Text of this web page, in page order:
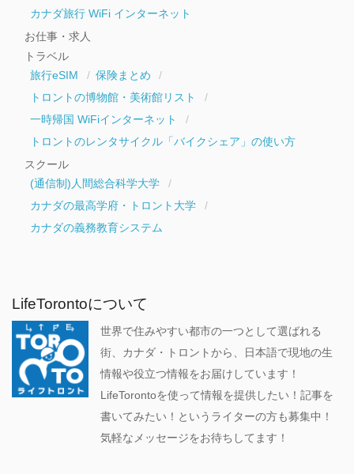
カナダ旅行 WiFi インターネット
お仕事・求人
トラベル
旅行eSIM
保険まとめ
トロントの博物館・美術館リスト
一時帰国 WiFiインターネット
トロントのレンタサイクル「バイクシェア」の使い方
スクール
(通信制)人間総合科学大学
カナダの最高学府・トロント大学
カナダの義務教育システム
LifeTorontoについて
世界で住みやすい都市の一つとして選ばれる
街、カナダ・トロントから、日本語で現地の生
情報や役立つ情報をお届けしています！
LifeTorontoを使って情報を提供したい！記事を
書いてみたい！というライターの方も募集中！
気軽なメッセージをお待ちしてます！